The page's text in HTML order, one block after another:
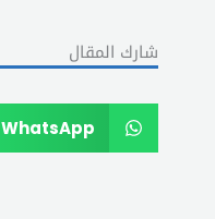
شارك المقال
WhatsApp